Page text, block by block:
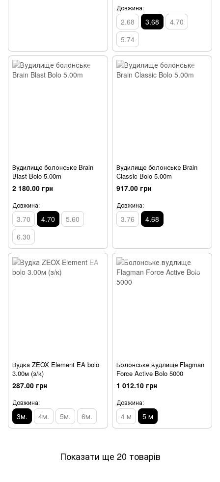
Довжина:
2.68 3.68
4.70
5.74
Вудилище болонське Brain
Blast Bolo 5.00m
2 180.00 грн
Довжина:
3.70 4.70
5.60
6.30
Вудилище болонське Brain
Classic Bolo 5.00m
917.00 грн
Довжина:
3.76 4.68
Вудка ZEOX Element EA bolo
3.00м (з/к)
287.00 грн
Довжина:
3м. 4м. 5м. 6м.
Болонське вудлище Flagman
Force Active Bolo 5000
1 012.10 грн
Довжина:
4 м 5 м
Показати ще 20 товарів